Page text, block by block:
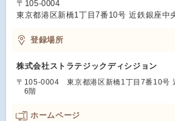
〒105-0004
東京都港区新橋1丁目7番10号 近鉄銀座
登録場所
株式会社ストラテジックディシジョン
〒105-0004 東京都港区新橋1丁目7番10号
6階
ホームページ